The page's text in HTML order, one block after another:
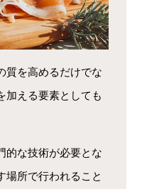
質を高めるだけでな
加える要素としても
的な技術が必要とな
場所で行われること